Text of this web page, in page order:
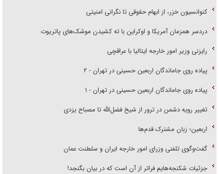
کنوانسیون خزر، از ابهام حقوقی تا نگرانی امنیتی
دردسر همزمان آمریکا و اوکراین با ته کشیدن موشک‌های پاتریوت
رایزنی وزیر امور خارجه ایتالیا با عراقچی
پیاده روی جاماندگان اربعین حسینی در تهران - ۲
پیاده روی جاماندگان اربعین حسینی در تهران - ۱
تغییر رویه دشمن در ترور از شیخ فضل‌الله تا مصباح یزدی
اربعین؛ زبان مشترک قدم‌ها
گفت‌وگوی تلفنی وزرای امور خارجه ایران و سلطنت عمان
جزئیات شکنجه‌هایم فراتر از آن است که در بیان بگنجد!